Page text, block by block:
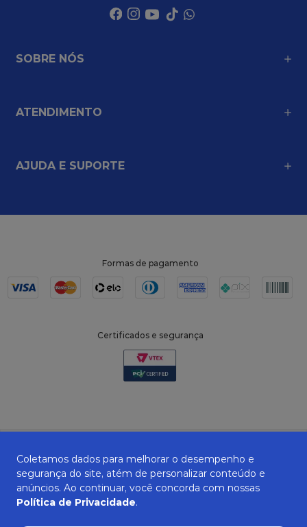
SOBRE NÓS
ATENDIMENTO
AJUDA E SUPORTE
Formas de pagamento
Certificados e segurança
ZANEPAN 2022 | CNPJ: 04.319.228/0001-08 | AVENIDA MAURO MIRANDA
29309-712
Coletamos dados para melhorar o desempenho e
segurança do site, atém de personalizar conteúdo e
anúncios. Ao continuar, você concorda com nossas
Política de Privacidade.